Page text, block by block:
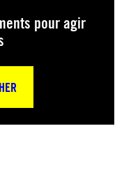
pour agir